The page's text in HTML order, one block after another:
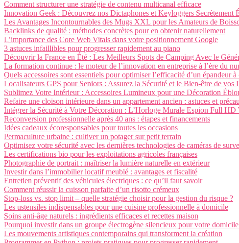
Comment structurer une stratégie de contenu multicanal efficace
Innovation Geek : Découvrez nos Dictaphones et Keyloggers Secrètement
Les Avantages Incontournables des Mugs XXL pour les Amateurs de
Backlinks de qualité : méthodes concrètes pour en obtenir naturellement
L’importance des Core Web Vitals dans votre positionnement Google
3 astuces infaillibles pour progresser rapidement au piano
Découvrir la France en Été : Les Meilleurs Spots de Camping Avec le
La formation continue : le moteur de l’innovation en entreprise à l’ère du
Quels accessoires sont essentiels pour optimiser l’efficacité d’un épandeur à
Localisateurs GPS pour Seniors : Assurez la Sécurité et le Bien-être de vos
Sublimez Votre Intérieur : Accessoires Lumineux pour une Décoration
Refaire une cloison intérieure dans un appartement ancien : astuces et
Intégrer la Sécurité à Votre Décoration : L’Horloge Murale Espion Full HD
Reconversion professionnelle après 40 ans : étapes et financements
Idées cadeaux écoresponsables pour toutes les occasions
Permaculture urbaine : cultiver un potager sur petit terrain
Optimisez votre sécurité avec les dernières technologies de caméras de
Les certifications bio pour les exploitations agricoles françaises
Photographie de portrait : maîtriser la lumière naturelle en extérieur
Investir dans l’immobilier locatif meublé : avantages et fiscalité
Entretien préventif des véhicules électriques : ce qu’il faut savoir
Comment réussir la cuisson parfaite d’un risotto crémeux
Stop-loss vs. stop limit – quelle stratégie choisir pour la gestion du risque ?
Les ustensiles indispensables pour une cuisine professionnelle à domicile
Soins anti-âge naturels : ingrédients efficaces et recettes maison
Pourquoi investir dans un groupe électrogène silencieux pour votre
Les mouvements artistiques contemporains qui transforment la création